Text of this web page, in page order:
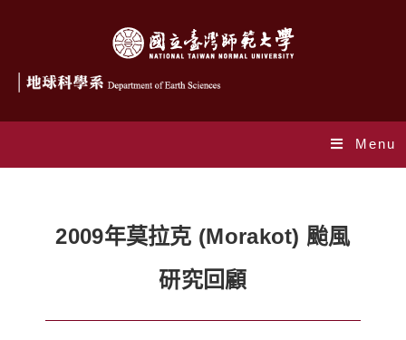
Menu
2009年莫拉克 (Morakot) 颱風
研究回顧